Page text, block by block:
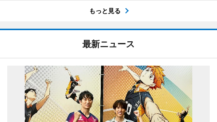
もっと見る
最新ニュース